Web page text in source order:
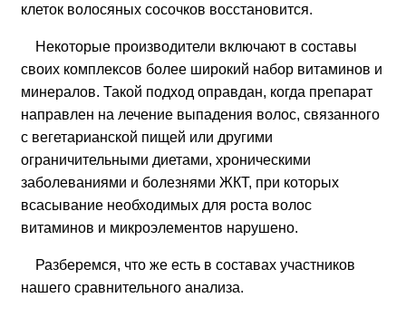
клеток волосяных сосочков восстановится.
Некоторые производители включают в составы
своих комплексов более широкий набор витаминов и
минералов. Такой подход оправдан, когда препарат
направлен на лечение выпадения волос, связанного
с вегетарианской пищей или другими
ограничительными диетами, хроническими
заболеваниями и болезнями ЖКТ, при которых
всасывание необходимых для роста волос
витаминов и микроэлементов нарушено.
Разберемся, что же есть в составах участников
нашего сравнительного анализа.